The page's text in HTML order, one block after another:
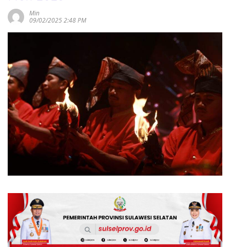
Min
09/02/2025 2:48 PM